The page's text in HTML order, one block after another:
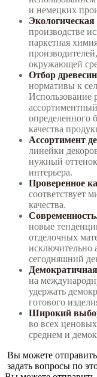
и немецких
Экологическая
производстве
паркетная
окружающей
Отбор
нормативы к
Использование
определенного
качества
Ассортимент
линейки
нужный
интерьера.
Проверенное
соответствует
качества.
новые
отделочных
исключительно
сегодняшний
на
удержать
готового
Широкий
во всех
среднем и
Вы можете
задать вопросы по